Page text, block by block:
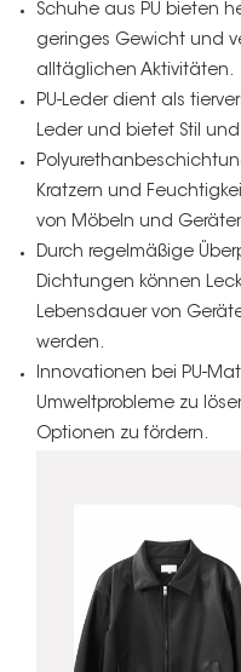
Schuhe aus PU bieten
geringes Gewicht und
alltäglichen Aktivitäten.
PU-Lederdient als
Leder und bietet Stil
Kratzern und
von Möbeln und
Durch regelmäßige
Dichtungen können
Lebensdauer von
werden.
Innovationen bei PU-
Umweltprobleme zu
Optionen zu fördern.